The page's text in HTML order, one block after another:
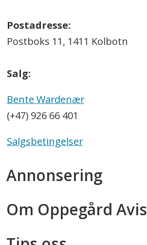
Postadresse:
Postboks 11, 1411 Kolbotn
Salg:
Bente Wardenær
(+47) 926 66 401
Salgsbetingelser
Annonsering
Om Oppegård Avis